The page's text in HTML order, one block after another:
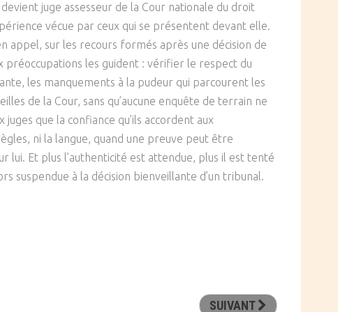
juge assesseur de la Cour nationale du droit
vécue par ceux qui se présentent devant elle.
appel, sur les recours formés après une décision de
préoccupations les guident : vérifier le respect du
les manquements à la pudeur qui parcourent les
de la Cour, sans qu’aucune enquête de terrain ne
que la confiance qu’ils accordent aux
ni la langue, quand une preuve peut être
lui. Et plus l’authenticité est attendue, plus il est tenté
suspendue à la décision bienveillante d’un tribunal.
SUIVANT